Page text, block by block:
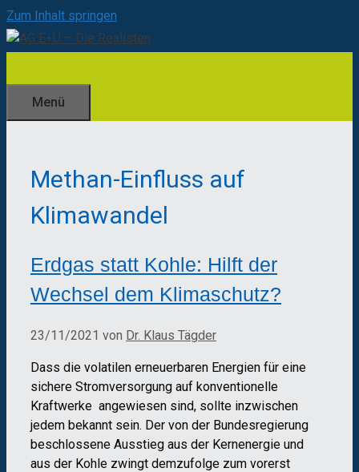
Zum Inhalt springen
Menü
Methan-Einfluss auf
Klimawandel
Erdgas statt Kohle: Hilft der
Wechsel dem Klimaschutz?
23/11/2021 von Dr. Klaus Tägder
Dass die volatilen erneuerbaren Energien für eine
sichere Stromversorgung auf konventionelle
Kraftwerke angewiesen sind, sollte inzwischen
jedem bekannt sein. Der von der Bundesregierung
beschlossene Ausstieg aus der Kernenergie und
aus der Kohle zwingt demzufolge zum vorerst